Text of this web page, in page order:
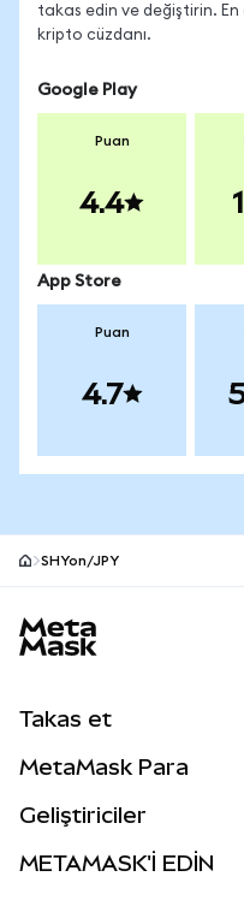
takas edin ve değiştirin. En
kripto cüzdanı.
Google Play
Puan
4.4
App Store
Puan
4.7
SHYon/JPY
Takas et
Perps
RWA'lar
MetaMask Para
Geliştiriciler
METAMASK'İ EDİN